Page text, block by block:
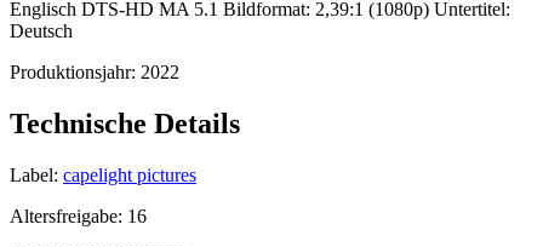
Englisch DTS-HD MA 5.1 Bildformat: 2,39:1 (1080p) Untertitel:
Deutsch
Produktionsjahr: 2022
Technische Details
Label: capelight pictures
Altersfreigabe: 16